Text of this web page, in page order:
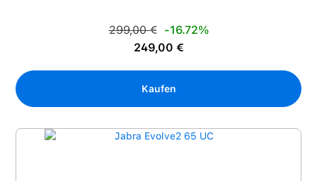
Verkaufspreis:
Regulärer Preis:
299,00 €
-16.72%
249,00 €
Kaufen